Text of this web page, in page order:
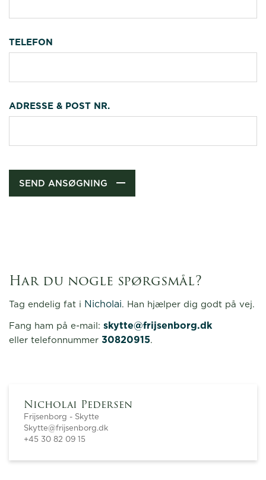
TELEFON
ADRESSE & POST NR.
SEND ANSØGNING
Har du nogle spørgsmål?
Tag endelig fat i Nicholai. Han hjælper dig godt på vej.
Fang ham på e-mail: skytte@frijsenborg.dk
eller telefonnummer 30820915.
Nicholai Pedersen
Frijsenborg - Skytte
Skytte@frijsenborg.dk
+45 30 82 09 15